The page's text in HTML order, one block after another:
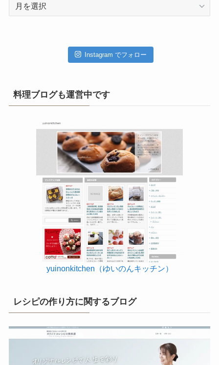
Instagram でフォロー
料理ブログも運営中です
yuinonkitchen（ゆいのんキッチン）
レシピの作り方に関するブログ